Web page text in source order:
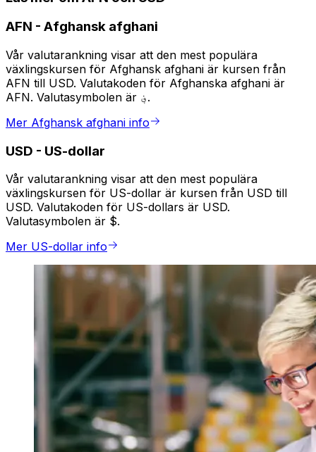
AFN - Afghansk afghani
Vår valutarankning visar att den mest populära
växlingskursen för Afghansk afghani är kursen från
AFN till USD. Valutakoden för Afghanska afghani är
AFN. Valutasymbolen är ؋.
Mer Afghansk afghani info
USD - US-dollar
Vår valutarankning visar att den mest populära
växlingskursen för US-dollar är kursen från USD till
USD. Valutakoden för US-dollars är USD.
Valutasymbolen är $.
Mer US-dollar info